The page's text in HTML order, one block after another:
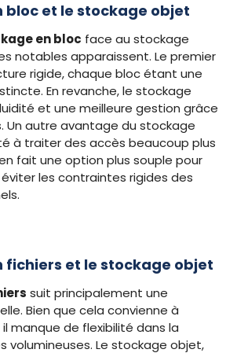
bloc et le stockage objet
en bloc face au stockage
notables apparaissent. Le premier
rigide, chaque bloc étant une
En revanche, le stockage
et une meilleure gestion grâce
Un autre avantage du stockage
à traiter des accès beaucoup plus
fait une option plus souple pour
éviter les contraintes rigides des
fichiers et le stockage objet
suit principalement une
Bien que cela convienne à
manque de flexibilité dans la
volumineuses. Le stockage objet,